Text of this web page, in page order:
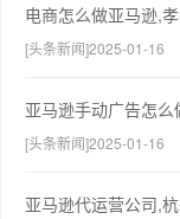
电商怎么做亚马逊,
[头条新闻]2025-01-16
亚马逊手动广告怎
[头条新闻]2025-01-16
亚马逊代运营公司,